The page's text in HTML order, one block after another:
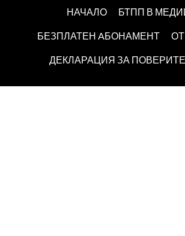
НАЧАЛО БТПП В
БЕЗПЛАТЕН AБОНАМЕНТ
ДЕКЛАРАЦИЯ ЗА